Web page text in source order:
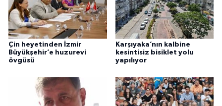
Çin heyetinden İzmir
Büyükşehir’e huzurevi
övgüsü
Karşıyaka’nın kalbine
kesintisiz bisiklet yolu
yapılıyor